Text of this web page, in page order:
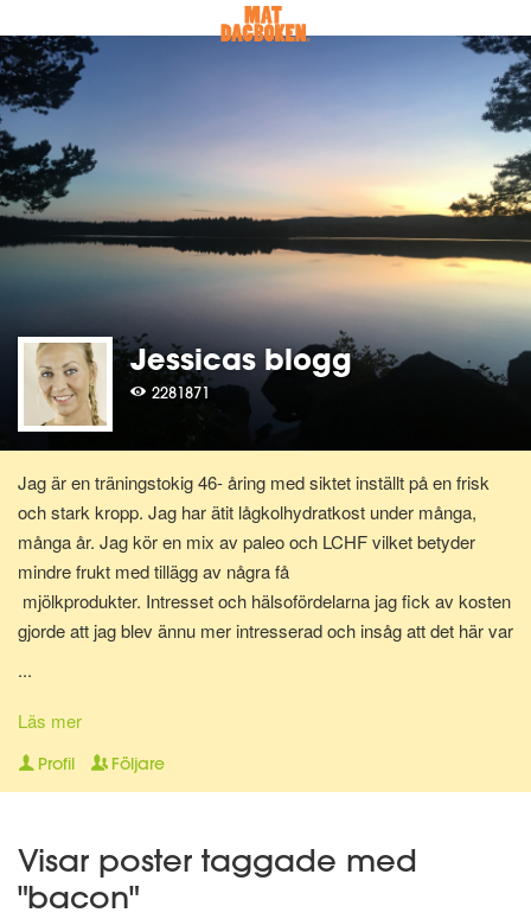
Jessicas blogg
2281871
Jag är en träningstokig 46- åring med siktet inställt på en frisk
och stark kropp. Jag har ätit lågkolhydratkost under många,
många år. Jag kör en mix av paleo och LCHF vilket betyder
mindre frukt med tillägg av några få
mjölkprodukter. Intresset och hälsofördelarna jag fick av kosten
gjorde att jag blev ännu mer intresserad och insåg att det här var
kostrådgivare via Anna Hallén utbildningar. Redo att hjälpa och
peppa dig på vägen till att nå ditt hälsomål! Om det så gäller
viktnedgång, hålla vikten, må bättre, träna på lågkolhydratkost,
...
Läs mer
Profil Följare
Visar poster taggade med
"bacon"